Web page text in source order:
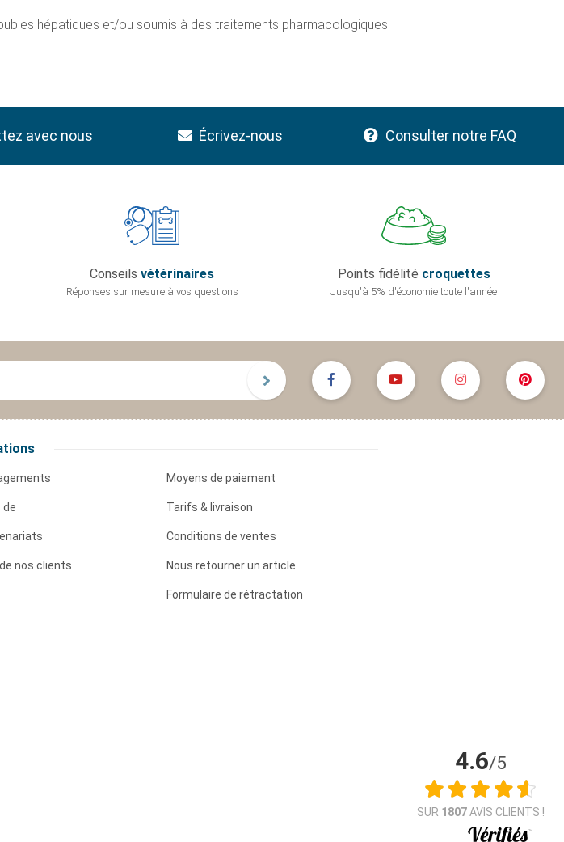
hépatiques et/ou soumis à des traitements pharmacologiques.
avec nous Écrivez-nous Consulter notre FAQ
Conseils vétérinaires
Réponses sur mesure à vos questions
Points fidélité croquettes
Jusqu'à 5% d'économie toute l'année
de
nos clients
Moyens de paiement
Tarifs & livraison
Conditions de ventes
Nous retourner un article
Formulaire de rétractation
4.6/5
SUR 1807AVIS CLIENTS !